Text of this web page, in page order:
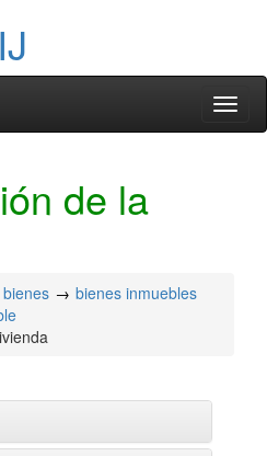
de la
bienes
bienes inmuebles